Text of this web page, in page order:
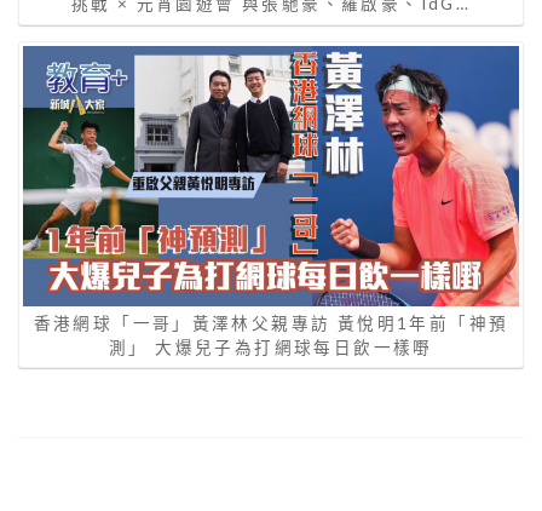
香港網球「一哥」黃澤林父親專訪 黃悅明1年前「神預
測」 大爆兒子為打網球每日飲一樣嘢